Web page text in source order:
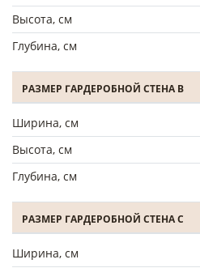
Высота, см
Глубина, см
РАЗМЕР ГАРДЕРОБНОЙ СТЕНА B
Ширина, см
Высота, см
Глубина, см
РАЗМЕР ГАРДЕРОБНОЙ СТЕНА C
Ширина, см